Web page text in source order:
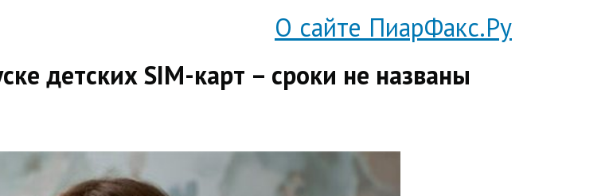
О сайте ПиарФакс.Ру
детских SIM-карт – сроки не названы